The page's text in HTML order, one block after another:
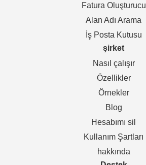
Fatura Oluşturucu
Alan Adı Arama
İş Posta Kutusu
şirket
Nasıl çalışır
Özellikler
Örnekler
Blog
Hesabımı sil
Kullanım Şartları
hakkında